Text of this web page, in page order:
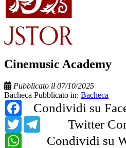
Cinemusic Academy
Pubblicato il 07/10/2025
Bacheca Pubblicato in: Bacheca
Condividi su
Facebook
Twitter
TwitterTelegram
Condividi su
WhatsApp